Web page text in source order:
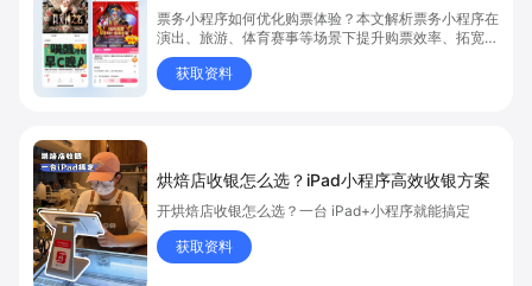
票务小程序如何优化购票体验？本文解析票务小程序在
演出、旅游、体育赛事等场景下提升购票效率、拓宽销
售渠道、实现会员精准营销的具体方式。关键词包括
“票务小程序”、“购票体验”、“购票效率”。
获取资料
烘焙店收银怎么选？iPad小程序高效收银方案
开烘焙店收银怎么选？一台 iPad+小程序就能搞定
获取资料